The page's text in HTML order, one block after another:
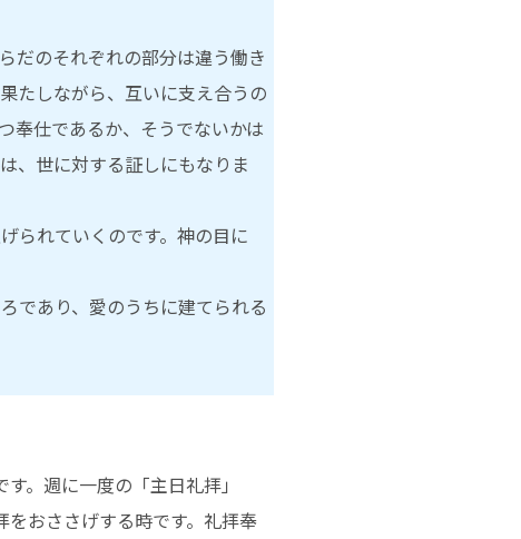
だのそれぞれの部分は違う働き
たしながら、互いに支え合うの
奉仕であるか、そうでないかは
、世に対する証しにもなりま
られていくのです。神の目に
であり、愛のうちに建てられる
。週に一度の「主日礼拝」
おささげする時です。礼拝奉